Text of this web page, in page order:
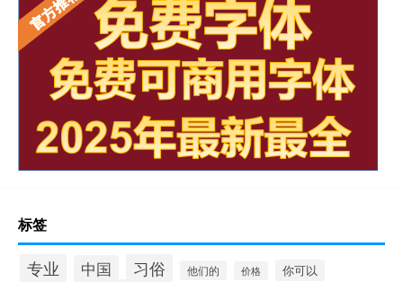
标签
专业 中国 习俗 他们的 价格 你可以